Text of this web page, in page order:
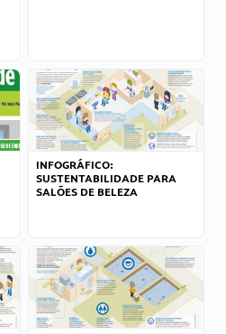
INFOGRÁFICO:
SUSTENTABILIDADE PARA
SALÕES DE BELEZA